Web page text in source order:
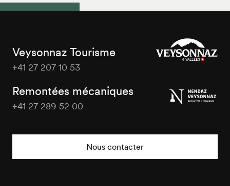
Veysonnaz Tourisme
+41 27 207 10 53
Remontées mécaniques
+41 27 289 52 00
Nous contacter